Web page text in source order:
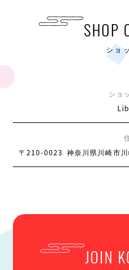
SHOP
ショ
ショ
〒210-0023 神奈川県川崎市
JOIN